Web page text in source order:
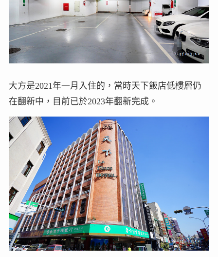
大方是2021年一月入住的，當時天下飯店低樓層仍
在翻新中，目前已於2023年翻新完成。